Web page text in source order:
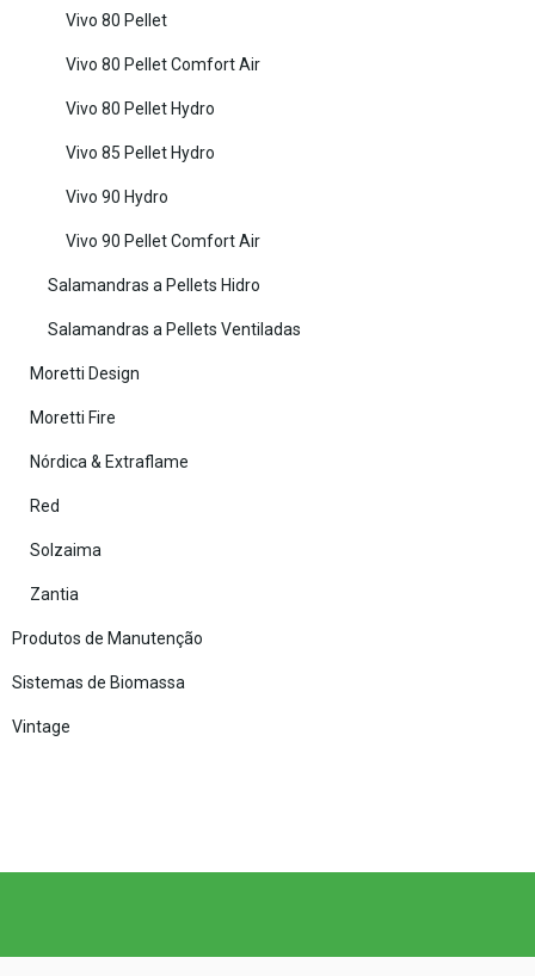
Vivo 80 Pellet
Vivo 80 Pellet Comfort Air
Vivo 80 Pellet Hydro
Vivo 85 Pellet Hydro
Vivo 90 Hydro
Vivo 90 Pellet Comfort Air
Salamandras a Pellets Hidro
Salamandras a Pellets Ventiladas
Moretti Design
Moretti Fire
Nórdica & Extraflame
Red
Solzaima
Zantia
Produtos de Manutenção
Sistemas de Biomassa
Vintage